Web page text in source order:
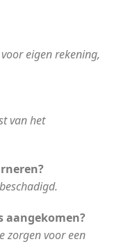
eigen rekening,
van het
aangekomen?
zorgen voor een